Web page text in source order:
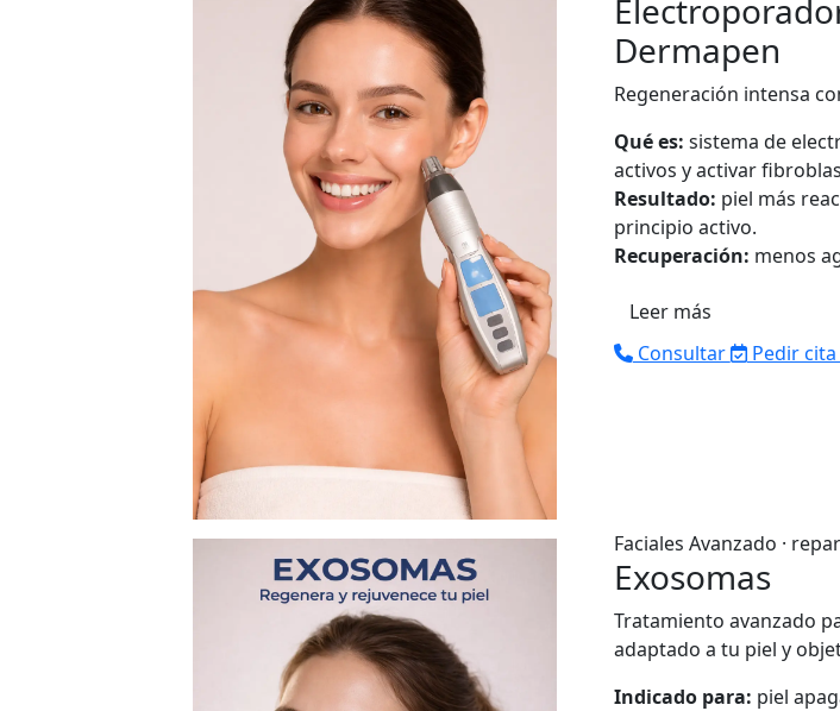
Dermapen
Regeneración intensa
Qué es: sistema de
activos y activar
Resultado: piel más
principio activo.
Recuperación: menos
Leer más
Consultar
Pedir cita
Faciales Avanzado ·
Exosomas
Tratamiento avanzado
adaptado a tu piel y
Indicado para: piel